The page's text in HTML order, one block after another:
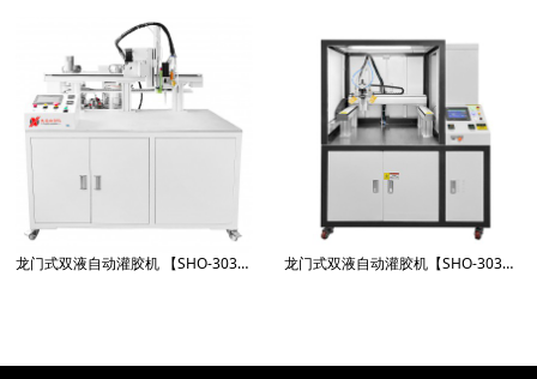
龙门式双液自动灌胶机 【SHO-3030X-951GJ-Q】 龙门式双液自动灌胶机【SHO-3030LL-5661GJQ】